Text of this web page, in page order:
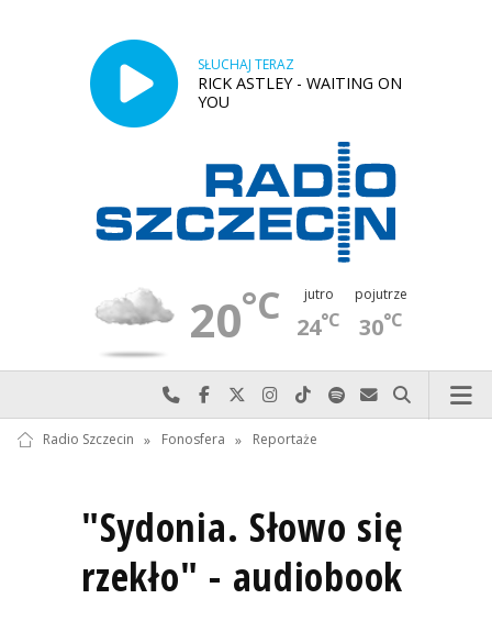
SŁUCHAJ TERAZ
RICK ASTLEY - WAITING ON
YOU
20°C jutro
24°C
pojutrze
30°C
Najlepiej po prostu do nas zadzwoń
Odwiedź nas na Facebook-u
Odwiedź nas na X
Odwiedź nas na Instagram-ie
Odwiedź nas na TikTok-u
Szukaj nas na Spotify
Wyślij do nas
Szukaj
Radio Szczecin » Fonosfera » Reportaże
"Sydonia. Słowo się
rzekło" - audiobook